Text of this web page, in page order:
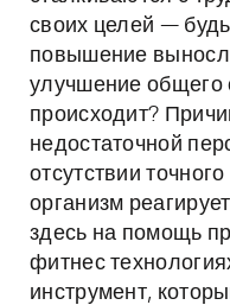
своих целей —
повышение
улучшение общего
происходит?
недостаточной
отсутствии
организм
здесь на помощь
фитнес
инструмент,